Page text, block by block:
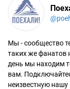
Мы - сообщество
таких же
день мы находим
вам.
неизвестную